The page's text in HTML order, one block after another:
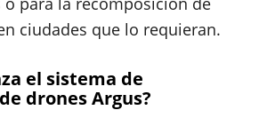
ciudades que lo requieran.
el sistema de
drones Argus?